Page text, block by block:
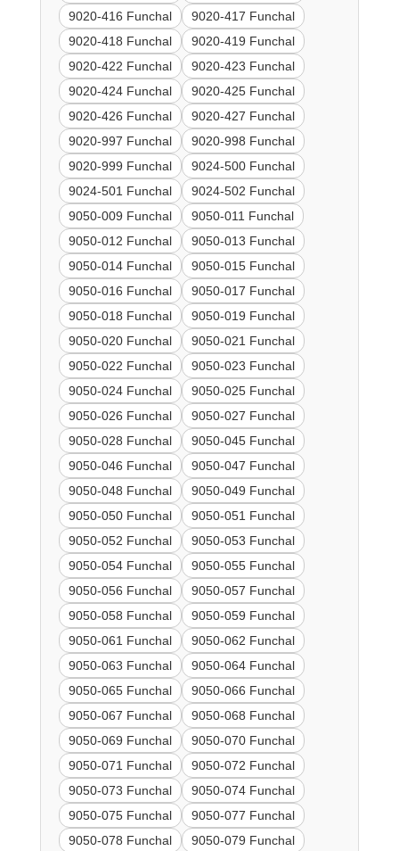
9020-416 Funchal
9020-417 Funchal
9020-418 Funchal
9020-419 Funchal
9020-422 Funchal
9020-423 Funchal
9020-424 Funchal
9020-425 Funchal
9020-426 Funchal
9020-427 Funchal
9020-997 Funchal
9020-998 Funchal
9020-999 Funchal
9024-500 Funchal
9024-501 Funchal
9024-502 Funchal
9050-009 Funchal
9050-011 Funchal
9050-012 Funchal
9050-013 Funchal
9050-014 Funchal
9050-015 Funchal
9050-016 Funchal
9050-017 Funchal
9050-018 Funchal
9050-019 Funchal
9050-020 Funchal
9050-021 Funchal
9050-022 Funchal
9050-023 Funchal
9050-024 Funchal
9050-025 Funchal
9050-026 Funchal
9050-027 Funchal
9050-028 Funchal
9050-045 Funchal
9050-046 Funchal
9050-047 Funchal
9050-048 Funchal
9050-049 Funchal
9050-050 Funchal
9050-051 Funchal
9050-052 Funchal
9050-053 Funchal
9050-054 Funchal
9050-055 Funchal
9050-056 Funchal
9050-057 Funchal
9050-058 Funchal
9050-059 Funchal
9050-061 Funchal
9050-062 Funchal
9050-063 Funchal
9050-064 Funchal
9050-065 Funchal
9050-066 Funchal
9050-067 Funchal
9050-068 Funchal
9050-069 Funchal
9050-070 Funchal
9050-071 Funchal
9050-072 Funchal
9050-073 Funchal
9050-074 Funchal
9050-075 Funchal
9050-077 Funchal
9050-078 Funchal
9050-079 Funchal